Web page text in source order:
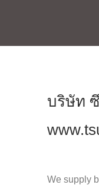
บริษัท
We supply